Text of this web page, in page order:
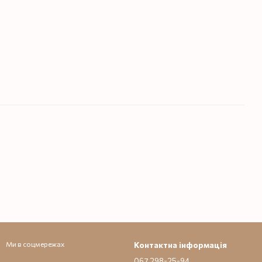
Ми в соцмережах Контактна інформація